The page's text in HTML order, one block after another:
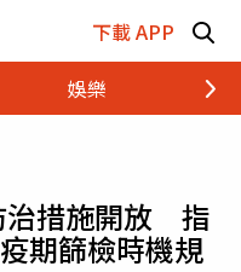
下載 APP
娛樂 財經
治措施開放 指
期篩檢時機規